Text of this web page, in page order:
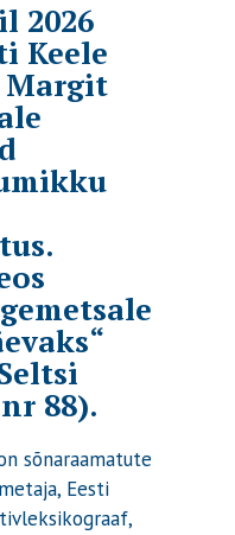
2026
Keele
88).
sõnaraamatute
Eesti